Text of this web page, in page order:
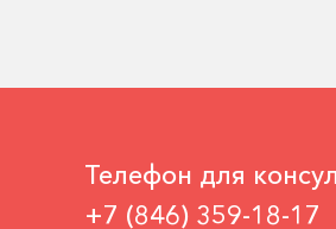
Телефон для
+7 (846) 359-18-17